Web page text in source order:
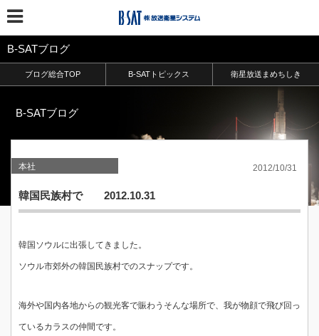
B-SATブログ
ブログ総合TOP B-SATトピックス 衛星放送まめちしき
B-SATブログ
本社 2012/10/31
韓国民族村で 2012.10.31
韓国ソウルに出張してきました。
ソウル市郊外の韓国民族村でのスナップです。
海外や国内各地からの観光客で賑わうそんな場所で、我が物顔で飛び回っ
ているカラスの仲間です。